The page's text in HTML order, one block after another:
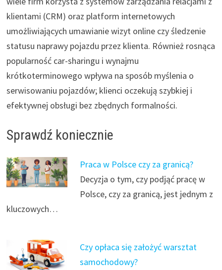
klientami (CRM) oraz platform internetowych
umożliwiających umawianie wizyt online czy śledzenie
statusu naprawy pojazdu przez klienta. Również rosnąca
popularność car-sharingu i wynajmu
krótkoterminowego wpływa na sposób myślenia o
serwisowaniu pojazdów; klienci oczekują szybkiej i
efektywnej obsługi bez zbędnych formalności.
Sprawdź koniecznie
Praca w Polsce czy za granicą?
Decyzja o tym, czy podjąć pracę w
Polsce, czy za granicą, jest jednym z
kluczowych…
Czy opłaca się założyć warsztat
samochodowy?